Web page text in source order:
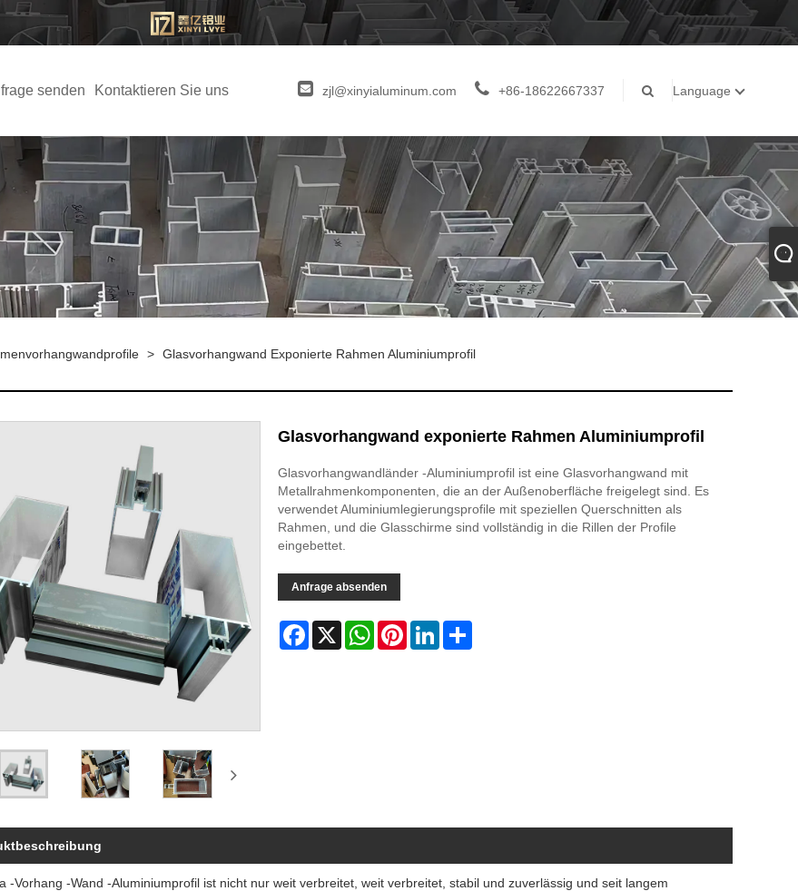
senden Kontaktieren Sie uns zjl@xinyialuminum.com +86-18622667337 Language
> Glasvorhangwand Exponierte Rahmen Aluminiumprofil
Glasvorhangwand exponierte Rahmen Aluminiumprofil
Glasvorhangwandländer -Aluminiumprofil ist eine Glasvorhangwand mit
Metallrahmenkomponenten, die an der Außenoberfläche freigelegt sind. Es
verwendet Aluminiumlegierungsprofile mit speziellen Querschnitten als
Rahmen, und die Glasschirme sind vollständig in die Rillen der Profile
eingebettet.
Anfrage absenden
Facebook
X WhatsAppPinterestLinkedInShare
-Vorhang -Wand -Aluminiumprofil ist nicht nur weit verbreitet, weit verbreitet, stabil und zuverlässig und seit langem